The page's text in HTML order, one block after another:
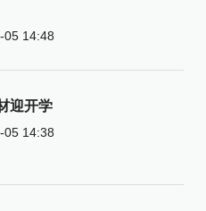
05 14:48
迎开学
05 14:38